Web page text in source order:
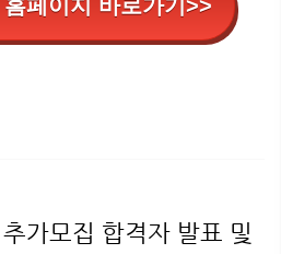
페이지 바로가기>>
가모집 합격자 발표 및